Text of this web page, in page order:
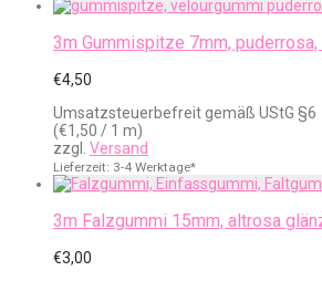
3m Gummispitze 7mm,
€4,50
Umsatzsteuerbefreit gemäß UStG §6
(€1,50 / 1 m)
zzgl. Versand
Lieferzeit: 3-4 Werktage*
3m Falzgummi 15mm, altrosa
€3,00